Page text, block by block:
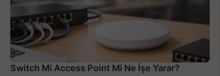
Switch Mi Access Point Mi Ne İşe Yarar?